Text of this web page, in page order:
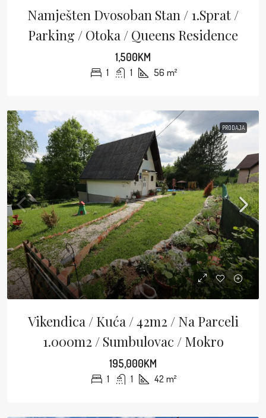
Namješten Dvosoban Stan / 1.sprat /
Parking / Otoka / Queens Residence
1,500KM
1 1 56 m²
PRODAJA
Vikendica / Kuća / 42m2 / Na Parceli
1.000m2 / Sumbulovac / Mokro
195,000KM
1 1 42 m²